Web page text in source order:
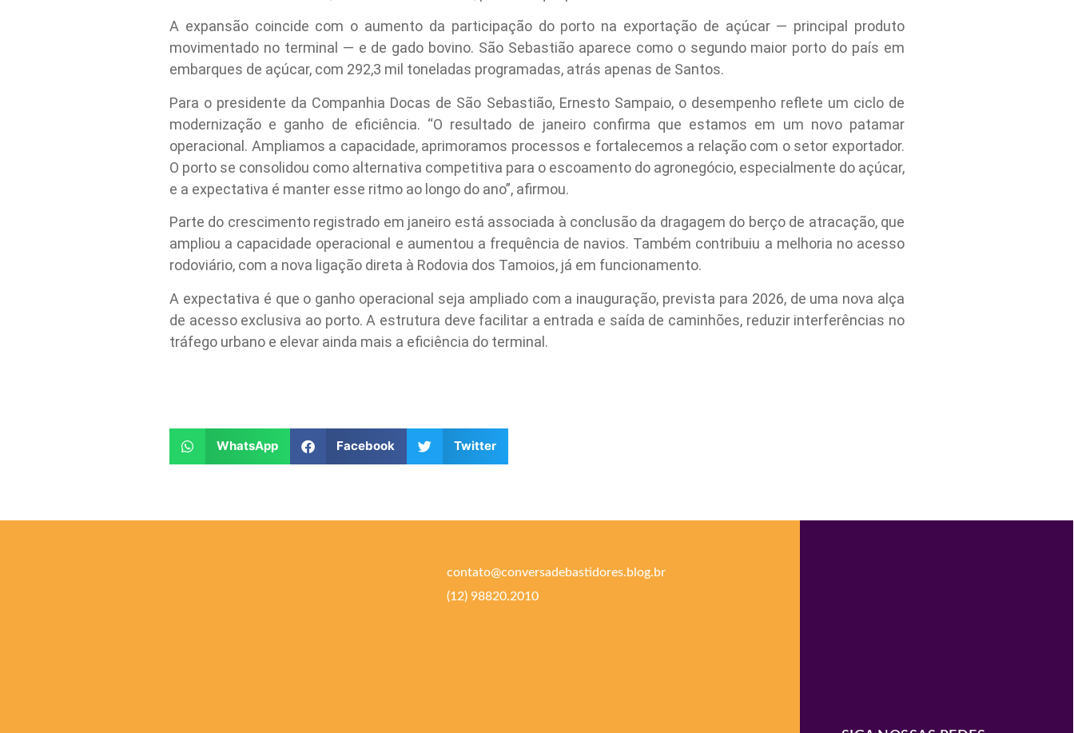
A expansão coincide com o aumento da participação do porto na exportação de açúcar — principal produto
movimentado no terminal — e de gado bovino. São Sebastião aparece como o segundo maior porto do país em
embarques de açúcar, com 292,3 mil toneladas programadas, atrás apenas de Santos.
Para o presidente da Companhia Docas de São Sebastião, Ernesto Sampaio, o desempenho reflete um ciclo de
modernização e ganho de eficiência. “O resultado de janeiro confirma que estamos em um novo patamar
operacional. Ampliamos a capacidade, aprimoramos processos e fortalecemos a relação com o setor exportador.
O porto se consolidou como alternativa competitiva para o escoamento do agronegócio, especialmente do açúcar,
e a expectativa é manter esse ritmo ao longo do ano”, afirmou.
Parte do crescimento registrado em janeiro está associada à conclusão da dragagem do berço de atracação, que
ampliou a capacidade operacional e aumentou a frequência de navios. Também contribuiu a melhoria no acesso
rodoviário, com a nova ligação direta à Rodovia dos Tamoios, já em funcionamento.
A expectativa é que o ganho operacional seja ampliado com a inauguração, prevista para 2026, de uma nova alça
de acesso exclusiva ao porto. A estrutura deve facilitar a entrada e saída de caminhões, reduzir interferências no
tráfego urbano e elevar ainda mais a eficiência do terminal.
WhatsApp Facebook Twitter
contato@conversadebastidores.blog.br
(12) 98820.2010